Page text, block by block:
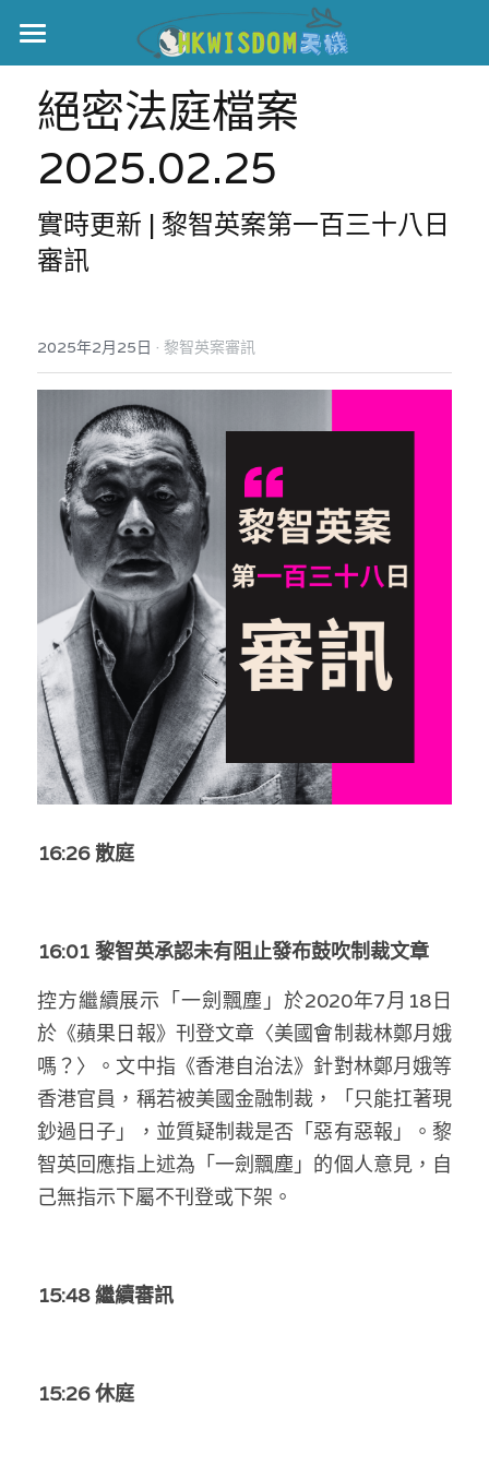
主頁
世界盃
伊美戰爭
黎智英案
正本清源•黎智英案
宏福火災
宏福苑聽證會
宏福火災正視聽
記錄．宏福苑火災
中國
國際
娛樂
反華推手你要知
反華推手懶人包
民主派騙案十式
反華推手起底
美西霸凌內幕
美西極權主義
真相直擊
KOL 專欄
林淑芳專欄
屈穎妍專欄
朱庭萱專欄
莫綺琪專欄
黃萬成專欄
高松傑專欄
林伯強專欄
馮煒光專欄
趙處機專欄
KOL 精選
大衛sir專欄
龔靜儀大律師專欄
陳子遷律師專欄
絕密法庭檔案
醫院口岸爆炸案
屠龍小隊案
黎智英案審訊
支聯會案
生活
吃喝玩指南
休閒好介紹
親子
關於我們
人才招聘
投稿熱線
支持讚助
條款及細則
關於我們
搜索
繁體中文
English
絕密法庭檔案
2025.02.25
實時更新 | 黎智英案第一百三十八日
審訊
2025年2月25日 · 黎智英案審訊
16:26 散庭
16:01 黎智英承認未有阻止發布鼓吹制裁文章
控方繼續展示「一劍飄塵」於2020年7月18日
於《蘋果日報》 刊登文章〈美國會制裁林鄭月娥
嗎？〉。文中指《香港自治法》針對林鄭月娥等
香港官員，稱若被美國金融制裁，「只能扛著現
鈔過日子」，並質疑制裁是否「惡有惡報」。黎
智英回應指上述為「一劍飄塵」的個人意見，自
己無指示下屬不刊登或下架。
15:48 繼續審訊
15:26 休庭